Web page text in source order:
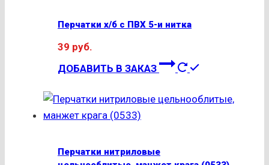
Перчатки х/б с ПВХ 5-и нитка
39 руб.
ДОБАВИТЬ В ЗАКАЗ
Перчатки нитриловые